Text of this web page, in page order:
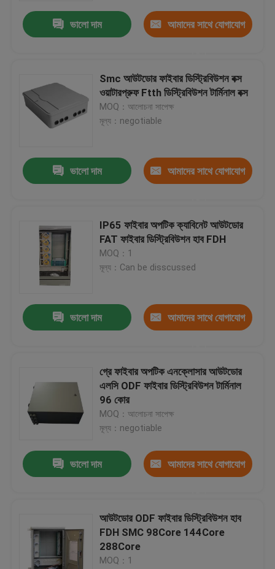
ভালো দাম আমাদের সাথে যোগাযোগ
Smc আউটডোর ফাইবার ডিস্ট্রিবিউশন বক্স
ওয়াটারপ্রুফ Ftth ডিস্ট্রিবিউশন টার্মিনাল বক্স
MOQ：আলোচনা সাপেক্ষ
মূল্য：negotiable
ভালো দাম আমাদের সাথে যোগাযোগ
IP65 ফাইবার অপটিক ক্যাবিনেট আউটডোর
FAT ফাইবার ডিস্ট্রিবিউশন হাব FDH
MOQ：1
মূল্য：Can be disscussed
ভালো দাম আমাদের সাথে যোগাযোগ
গ্রে ফাইবার অপটিক এনক্লোসার আউটডোর
এলসি ODF ফাইবার ডিস্ট্রিবিউশন টার্মিনাল
96 কোর
MOQ：আলোচনা সাপেক্ষ
মূল্য：negotiable
ভালো দাম আমাদের সাথে যোগাযোগ
আউটডোর ODF ফাইবার ডিস্ট্রিবিউশন হাব
FDH SMC 98Core 144Core
288Core
MOQ：1